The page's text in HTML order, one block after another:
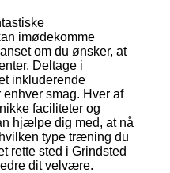
imødekomme
om du ønsker, at
Deltage i
inkluderende
smag. Hver af
faciliteter og
hjælpe dig med, at nå
type træning du
rette sted i Grindsted
dit velvære.